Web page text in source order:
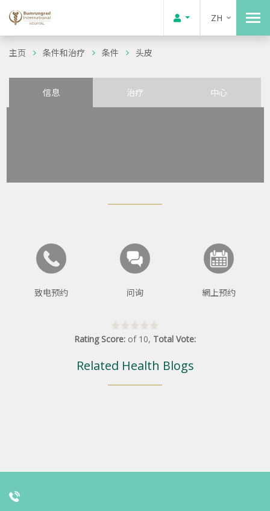
ZH
主页 条件和治疗 条件 头皮
信息 治疗 中心
致电预约 问询 網上预约
Rating Score: of 10, Total Vote:
Related Health Blogs